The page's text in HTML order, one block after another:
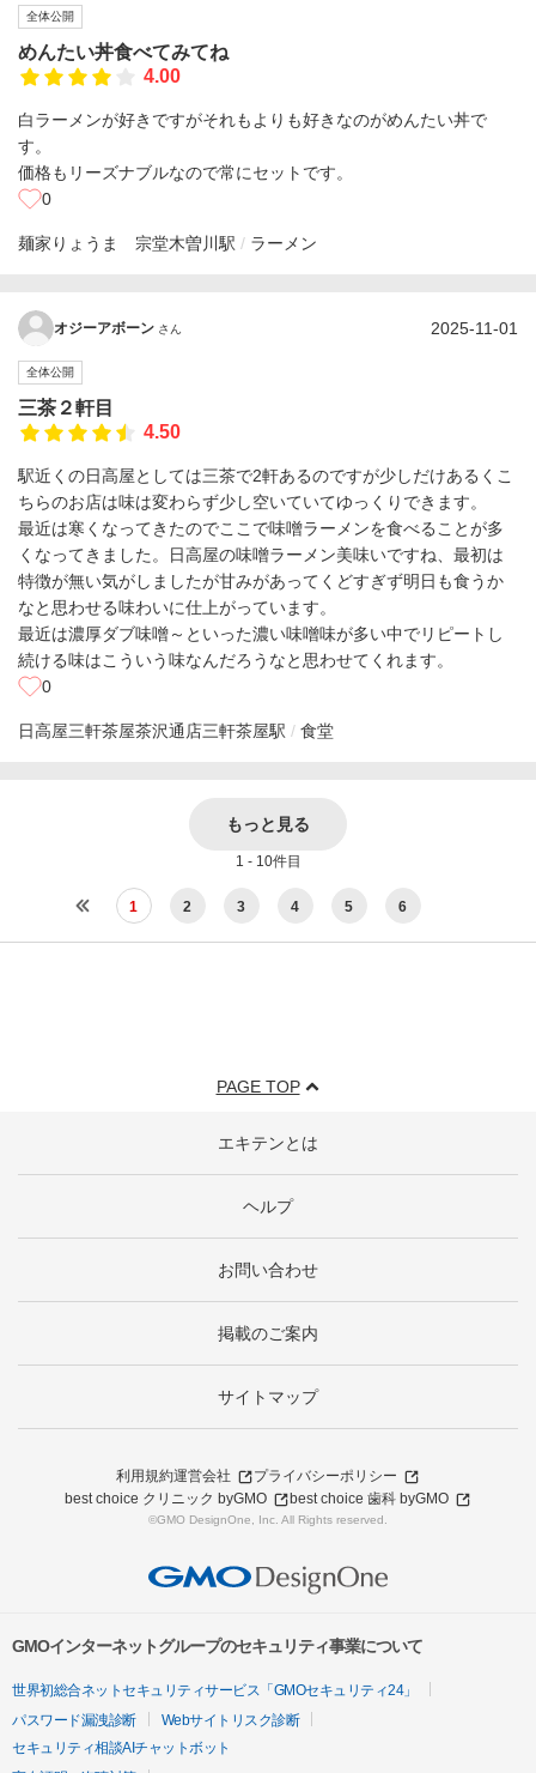
全体公開
めんたい丼食べてみてね
4.00
白ラーメンが好きですがそれもよりも好きなのがめんたい丼で
す。
価格もリーズナブルなので常にセットです。
0
麺家りょうま 宗堂木曽川駅 ラーメン
オジーアボーン さん 2025-11-01
全体公開
三茶２軒目
4.50
駅近くの日高屋としては三茶で2軒あるのですが少しだけあるくこ
ちらのお店は味は変わらず少し空いていてゆっくりできます。
最近は寒くなってきたのでここで味噌ラーメンを食べることが多
くなってきました。日高屋の味噌ラーメン美味いですね、最初は
特徴が無い気がしましたが甘みがあってくどすぎず明日も食うか
なと思わせる味わいに仕上がっています。
最近は濃厚ダブ味噌～といった濃い味噌味が多い中でリピートし
続ける味はこういう味なんだろうなと思わせてくれます。
0
日高屋三軒茶屋茶沢通店三軒茶屋駅 食堂
もっと見る
1 - 10件目
1 2 3 4 5 6
PAGE TOP
エキテンとは
ヘルプ
お問い合わせ
掲載のご案内
サイトマップ
利用規約運営会社
プライバシーポリシー
best choice クリニック byGMO
best choice 歯科 byGMO
©GMO DesignOne, Inc. All Rights reserved.
GMOインターネットグループのセキュリティ事業について
世界初総合ネットセキュリティサービス「GMOセキュリティ24」
パスワード漏洩診断
Webサイトリスク診断
セキュリティ相談AIチャットボット